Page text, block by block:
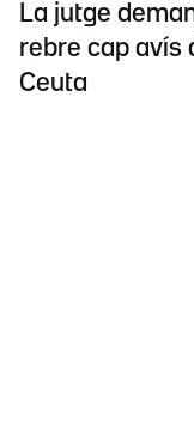
La jutge
rebre cap avís
Ceuta